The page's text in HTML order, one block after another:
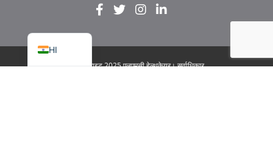
© कॉपीराइट 2025 एलएमसी हेल्थकेयर। सर्वाधिकार
HI